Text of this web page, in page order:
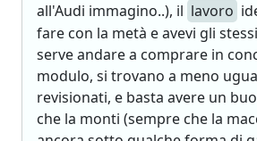
all'Audi immagino..), il lavoro
fare con la metà e avevi gli
serve andare a comprare in
modulo, si trovano a meno
revisionati, e basta avere un
che la monti (sempre che la